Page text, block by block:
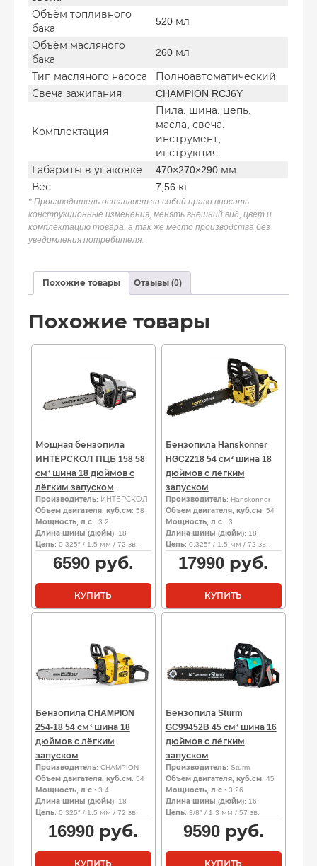
Объём топливного
бака
520 мл
Объём масляного
бака
260 мл
Тип масляного насоса
Полноавтоматический
Свеча зажигания
CHAMPION RCJ6Y
Комплектация
Пила, шина, цепь,
масла, свеча,
инструмент,
инструкция
Габариты в упаковке
470×270×290 мм
Вес
7,56 кг
* Производитель оставляет за собой право вносить
конструкционные изменения, менять внешний вид, цвет и
комплектацию товара, а так же место производства без
уведомления потребителя.
Похожие товары Отзывы (0)
Похожие товары
Мощная бензопила
ИНТЕРСКОЛ ПЦБ 158 58
см³ шина 18 дюймов с
лёгким запуском
Производитель: ИНТЕРСКОЛ
Объем двигателя, куб.см: 58
Мощность, л.с.: 3.2
Длина шины (дюйм): 18
Цепь: 0.325″ / 1.5 мм / 72 зв.
6590руб.
КУПИТЬ
Бензопила Hanskonner
HGC2218 54 см³ шина 18
дюймов с лёгким
запуском
Производитель: Hanskonner
Объем двигателя, куб.см: 54
Мощность, л.с.: 3
Длина шины (дюйм): 18
Цепь: 0.325″ / 1.5 мм / 72 зв.
17990 руб.
КУПИТЬ
Бензопила CHAMPION
254-18 54 см³ шина 18
дюймов с лёгким
запуском
Производитель: CHAMPION
Объем двигателя, куб.см: 54
Мощность, л.с.: 3.4
Длина шины (дюйм): 18
Цепь: 0.325″ / 1.5 мм / 72 зв.
16990 руб.
Бензопила Sturm
GC99452B 45 см³ шина 16
дюймов с лёгким
запуском
Производитель: Sturm
Объем двигателя, куб.см: 45
Мощность, л.с.: 3.26
Длина шины (дюйм): 16
Цепь: 3/8″ / 1.3 мм / 57 зв.
9590руб.